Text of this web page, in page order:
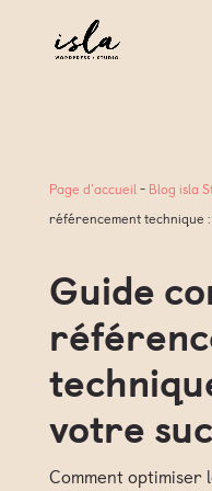
Page d'accueil- Blog isla
référencement technique
Guide
votre
Comment